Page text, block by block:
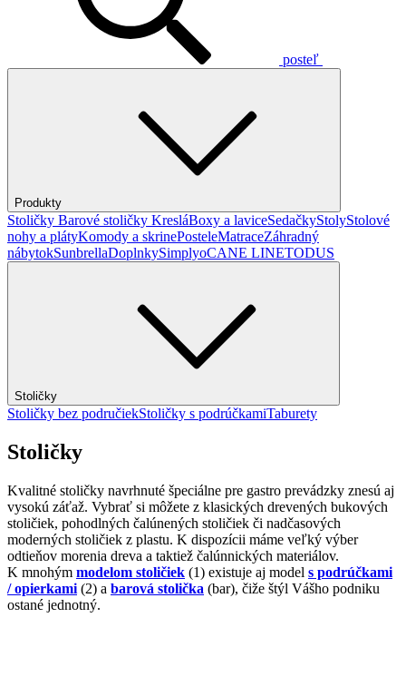
posteľ
Produkty
Stoličky Barové stoličky KresláBoxy a laviceSedačkyStolyStolové
nohy a plátyKomody a skrinePosteleMatraceZáhradný
nábytokSunbrellaDoplnkySimplyoCANE LINETODUS
Stoličky
Stoličky bez područiekStoličky s podrúčkamiTaburety
Stoličky
Kvalitné stoličky navrhnuté špeciálne pre gastro prevádzky znesú aj
vysokú záťaž. Vybrať si môžete z klasických drevených bukových
stoličiek, pohodlných čalúnených stoličiek či nadčasových
moderných stoličiek z plastu. K dispozícii máme veľký výber
odtieňov morenia dreva a taktiež čalúnnických materiálov.
K mnohým modelom stoličiek (1) existuje aj model s podrúčkami
/ opierkami (2) a barová stolička (bar), čiže štýl Vášho podniku
ostané jednotný.